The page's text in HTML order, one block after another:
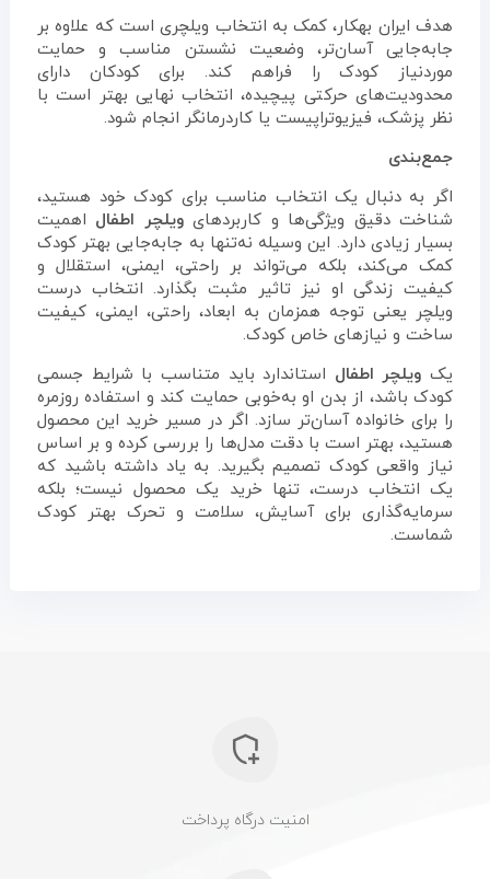
هدف ایران بهکار، کمک به انتخاب ویلچری است که علاوه بر
جابه‌جایی آسان‌تر، وضعیت نشستن مناسب و حمایت
موردنیاز کودک را فراهم کند. برای کودکان دارای
محدودیت‌های حرکتی پیچیده، انتخاب نهایی بهتر است با
نظر پزشک، فیزیوتراپیست یا کاردرمانگر انجام شود.
جمع‌بندی
اگر به دنبال یک انتخاب مناسب برای کودک خود هستید،
شناخت دقیق ویژگی‌ها و کاربردهایویلچر اطفال اهمیت
بسیار زیادی دارد. این وسیله نه‌تنها به جابه‌جایی بهتر کودک
کمک می‌کند، بلکه می‌تواند بر راحتی، ایمنی، استقلال و
کیفیت زندگی او نیز تاثیر مثبت بگذارد. انتخاب درست
ویلچر یعنی توجه همزمان به ابعاد، راحتی، ایمنی، کیفیت
ساخت و نیازهای خاص کودک.
یک ویلچر اطفال استاندارد باید متناسب با شرایط جسمی
کودک باشد، از بدن او به‌خوبی حمایت کند و استفاده روزمره
را برای خانواده آسان‌تر سازد. اگر در مسیر خرید این محصول
هستید، بهتر است با دقت مدل‌ها را بررسی کرده و بر اساس
نیاز واقعی کودک تصمیم بگیرید. به یاد داشته باشید که
یک انتخاب درست، تنها خرید یک محصول نیست؛ بلکه
سرمایه‌گذاری برای آسایش، سلامت و تحرک بهتر کودک
شماست.
امنیت درگاه پرداخت